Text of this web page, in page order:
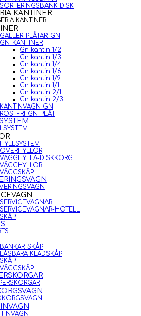
SORTERINGSBÄNK-DISK
KANTINER
GALLER-PLÅTAR-GN
GN-KANTINER
Gn kantin 1/2
Gn kantin 1/3
Gn kantin 1/4
Gn kantin 1/6
Gn kantin 1/9
Gn kantin 1/1
Gn kantin 2/1
Gn kantin 2/3
KANTINVAGN GN
ROSTFRI-GN-PLÅT
HYLLSYSTEM
ÖVERHYLLOR
VÄGGHYLLA-DISKKORG
VÄGGHYLLOR
VÄGGSKÅP
SERVICEVAGNAR
SERVICEVAGNAR-HOTELL
SKÅP
BÄNKAR-SKÅP
LÅSBARA KLÄDSKÅP
SKÅP
VÄGGSKÅP